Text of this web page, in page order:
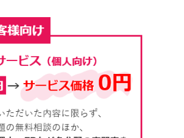
フプ
ン
ポ
ト
1.
1.
1.
た